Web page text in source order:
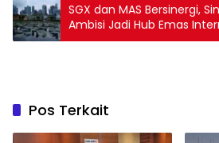
SGX dan MAS Bersinergi,
Ambisi Jadi Hub Emas
Pos Terkait